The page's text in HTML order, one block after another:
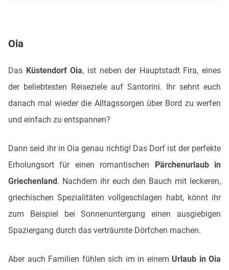
Oia
Das Küstendorf Oia, ist neben der Hauptstadt Fira, eines
der beliebtesten Reiseziele auf Santorini. Ihr sehnt euch
danach mal wieder die Alltagssorgen über Bord zu werfen
und einfach zu entspannen?
Dann seid ihr in Oia genau richtig! Das Dorf ist der perfekte
Erholungsort für einen romantischen
Pärchenurlaub in
Griechenland . Nachdem ihr euch den Bauch mit leckeren,
griechischen Spezialitäten vollgeschlagen habt, könnt ihr
zum Beispiel bei Sonnenuntergang einen ausgiebigen
Spaziergang durch das verträumte Dörfchen machen.
Aber auch Familien fühlen sich im in einem Urlaub in Oia